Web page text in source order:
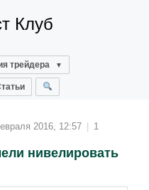
Клуб
трейдера
2016, 12:57
1
нивелировать